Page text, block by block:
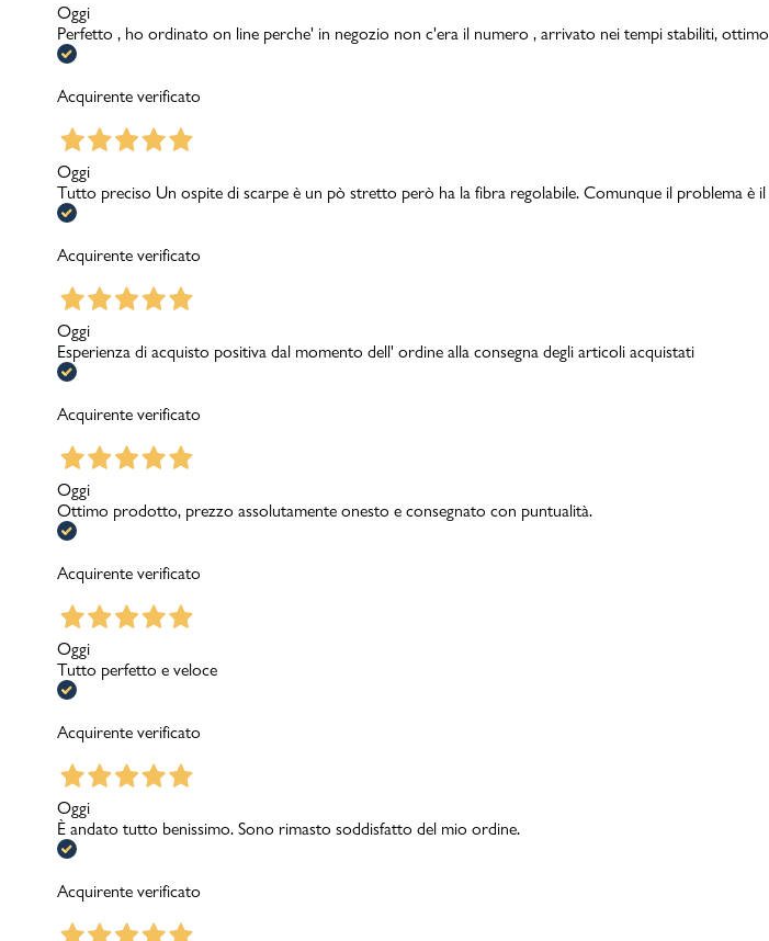
Marchi
Accedi | Registrati
Carrello
Promo & News
negozi
contatti
pcard
Oggi
Perfetto , ho ordinato on line perche' in negozio non c'era il numero , arrivato nei tempi stabiliti,
Acquirente verificato
Oggi
Tutto preciso Un ospite di scarpe è un pò stretto però ha la fibra regolabile. Comunque il problema è il
Acquirente verificato
Oggi
Esperienza di acquisto positiva dal momento dell' ordine alla consegna degli articoli acquistati
Acquirente verificato
Oggi
Ottimo prodotto, prezzo assolutamente onesto e consegnato con puntualità.
Acquirente verificato
Oggi
Tutto perfetto e veloce
Acquirente verificato
Oggi
È andato tutto benissimo. Sono rimasto soddisfatto del mio ordine.
Acquirente verificato